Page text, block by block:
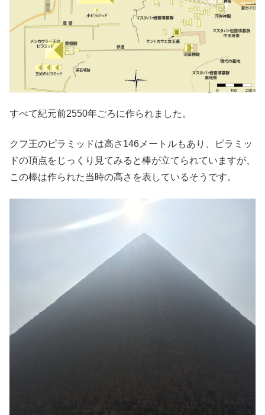
すべて紀元前2550年ごろに作られました。
クフ王のピラミッドは高さ146メートルもあり、ピラミッ
ドの頂点をじっくり見てみると棒が立てられていますが、
この棒は作られた当時の高さを表しているそうです。